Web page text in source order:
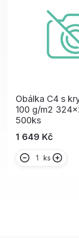
Obálka C4 s
100 g/m2
500ks
1 649 Kč
ks